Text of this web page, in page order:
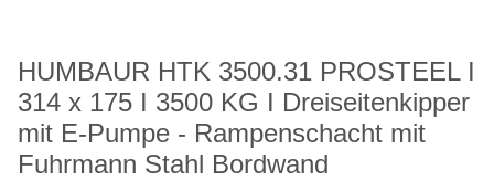
HUMBAUR HTK 3500.31 PROSTEEL I
314 x 175 I 3500 KG I Dreiseitenkipper
mit E-Pumpe - Rampenschacht mit
Fuhrmann Stahl Bordwand